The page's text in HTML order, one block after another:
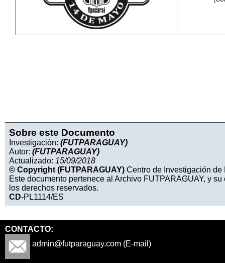
Sobre este Documento
Investigación: (FUTPARAGUAY)
Autor: (FUTPARAGUAY)
Actualizado: 15/09/2018
© Copyright (FUTPARAGUAY) Centro de Investigación
Este documento pertenece al Archivo FUTPARAGUAY, y
los derechos reservados.
CD-PL1114/ES
CONTACTO:
admin@futparaguay.com (E-mail)